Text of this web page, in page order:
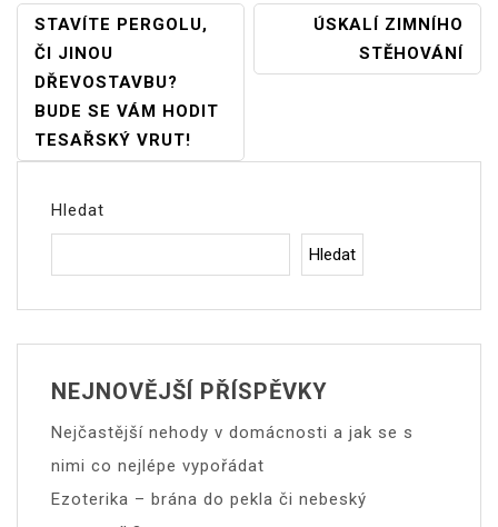
Navigace
Pro
Příspěvek
STAVÍTE PERGOLU,
ČI JINOU
DŘEVOSTAVBU?
BUDE SE VÁM HODIT
TESAŘSKÝ VRUT!
ÚSKALÍ ZIMNÍHO
STĚHOVÁNÍ
Hledat
Hledat
NEJNOVĚJŠÍ PŘÍSPĚVKY
Nejčastější nehody v domácnosti a jak se s
nimi co nejlépe vypořádat
Ezoterika – brána do pekla či nebeský